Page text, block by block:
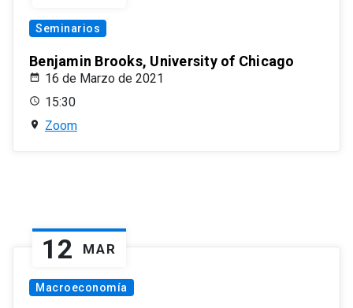
Seminarios
Benjamin Brooks, University of Chicago
16 de Marzo de 2021
15:30
Zoom
12 MAR
Macroeconomía